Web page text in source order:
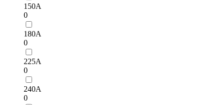
150А
0
180А
0
225А
0
240А
0